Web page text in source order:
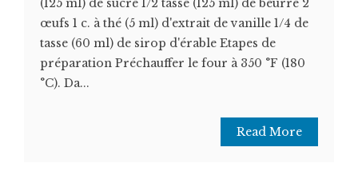
(125 ml) de sucre 1/2 tasse (125 ml) de beurre 2
œufs 1 c. à thé (5 ml) d'extrait de vanille 1/4 de
tasse (60 ml) de sirop d'érable Etapes de
préparation Préchauffer le four à 350 °F (180
°C). Da...
Read More